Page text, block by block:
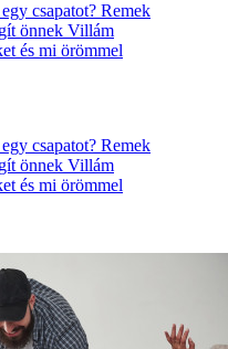
csapatot? Remek
önnek Villám
és mi örömmel
csapatot? Remek
önnek Villám
és mi örömmel